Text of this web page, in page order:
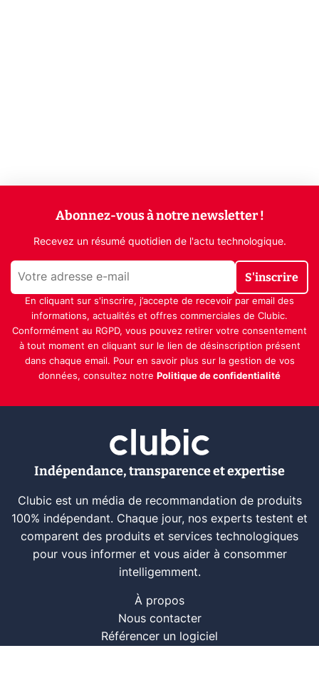
Abonnez-vous à notre newsletter !
Recevez un résumé quotidien de l'actu technologique.
S'inscrire
En cliquant sur s'inscrire, j’accepte de recevoir par email des
informations, actualités et offres commerciales de Clubic.
Conformément au RGPD, vous pouvez retirer votre consentement
à tout moment en cliquant sur le lien de désinscription présent
dans chaque email. Pour en savoir plus sur la gestion de vos
données, consultez notre Politique de confidentialité
Indépendance, transparence et expertise
Clubic est un média de recommandation de produits
100% indépendant. Chaque jour, nos experts testent et
comparent des produits et services technologiques
pour vous informer et vous aider à consommer
intelligemment.
À propos
Nous contacter
Référencer un logiciel